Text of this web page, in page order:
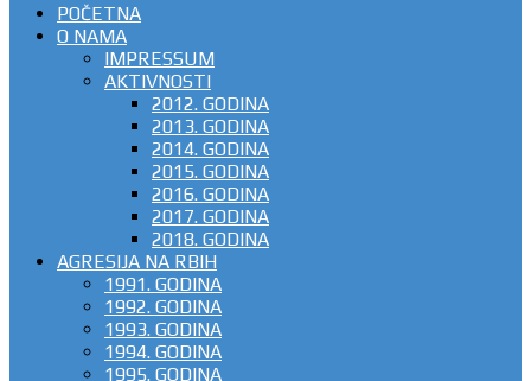
POČETNA
O NAMA
IMPRESSUM
AKTIVNOSTI
2012. GODINA
2013. GODINA
2014. GODINA
2015. GODINA
2016. GODINA
2017. GODINA
2018. GODINA
AGRESIJA NA RBIH
1991. GODINA
1992. GODINA
1993. GODINA
1994. GODINA
1995. GODINA